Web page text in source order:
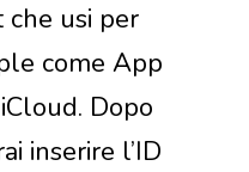
che usi per
come App
Dopo
inserire l’ID